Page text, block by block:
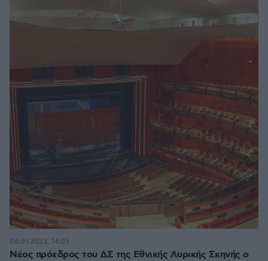
Νέος πρόεδρος του ΔΣ της Εθνικής Λυρικής Σκηνής ο
06.07.2023, 14:05